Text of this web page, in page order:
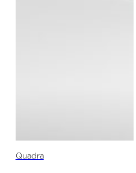
Quadra